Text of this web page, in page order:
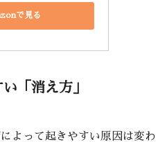
で見る
「消え方」
よって起きやすい原因は変わ